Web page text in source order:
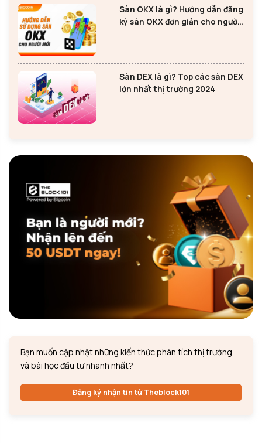
Sàn OKX là gì? Hướng dẫn đăng
ký sàn OKX đơn giản cho người
Sàn DEX là gì? Top các sàn DEX
lớn nhất thị trường 2024
Bạn muốn cập nhật những kiến thức phân tích thị trường
và bài học đầu tư nhanh nhất?
Đăng ký nhận tin từ Theblock101